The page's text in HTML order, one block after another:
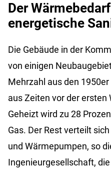
Der
energetische
Die Gebäude in der
von einigen
Mehrzahl aus den
aus Zeiten vor der
Geheizt wird zu 28
Gas. Der Rest verteilt
und Wärmepumpen, so
Ingenieurgesellschaft,